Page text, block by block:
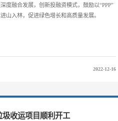
度融合发展，创新投融资模式，鼓励以“PPP”
山入林，促进绿色增长和高质量发展。
2022-12-16
收运项目顺利开工